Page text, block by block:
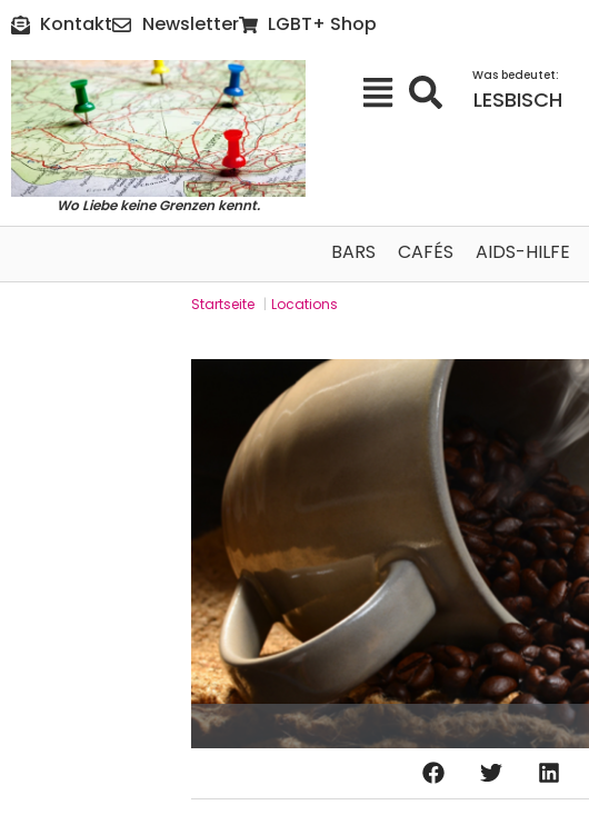
Kontakt Newsletter LGBT+ Shop
Wo Liebe keine Grenzen kennt.
Was bedeutet:
LESBISCH
BARS CAFÉS AIDS-HILFE
Startseite | Locations